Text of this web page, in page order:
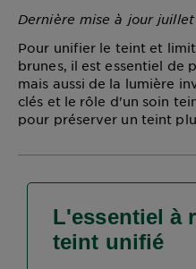
NOS
ENGAGEMENTS
Explorer
Au coeur
Garnier x
Gisele
Bündchen
Notre
Dernière mise à jour juillet
Pour unifier le teint et
brunes, il est essentiel de
mais aussi de la lumière
clés et le rôle d'un soin
pour préserver un teint
L'essentiel à
teint unifié